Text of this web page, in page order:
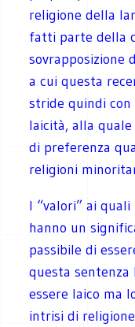
religione della
fatti parte della
sovrapposizione
a cui questa
stride quindi
laicità, alla
di preferenza
religioni
I “valori” ai
hanno un
passibile di
questa
essere laico ma
intrisi di